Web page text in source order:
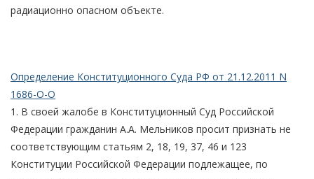
радиационно опасном объекте.
Определение Конституционного Суда РФ от 21.12.2011 N
1686-О-О
1. В своей жалобе в Конституционный Суд Российской
Федерации гражданин А.А. Мельников просит признать не
соответствующим статьям 2, 18, 19, 37, 46 и 123
Конституции Российской Федерации подлежащее, по